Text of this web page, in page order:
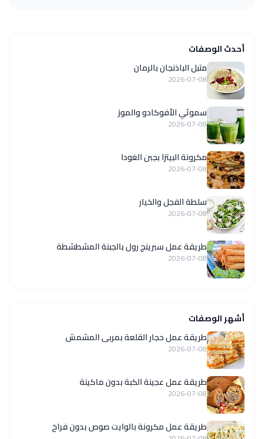
أحدث الوصفات
متبل الباذنجان بالرمان
2026-07-08
سموثي الأفوكادو والموز
2026-07-08
مكرونة البيتزا بجبن الغودا
2026-07-08
سلطة الفجل والخيار
2026-07-08
طريقة عمل سبرينج رول بالجبنة المشطشطة
2026-07-08
أشهر الوصفات
طريقة عمل حجار القلعة بمربى المشمش
2026-07-08
طريقة عمل عجينة الكبة بدون ماكينة
2026-07-08
طريقة عمل مكرونة بالوايت صوص بدون فراخ